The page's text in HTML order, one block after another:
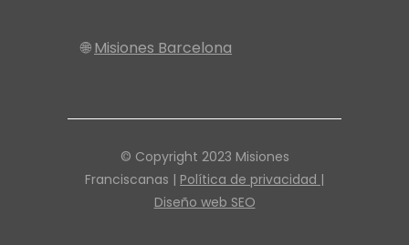
🌐Misiones Barcelona
© Copyright 2023 Misiones
Franciscanas | Política de privacidad |
Diseño web SEO